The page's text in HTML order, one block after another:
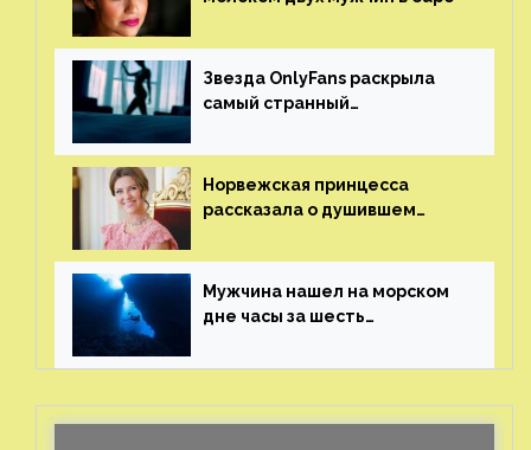
Звезда OnlyFans раскрыла
самый странный
от фаната
Норвежская принцесса
рассказала о душившем
генерала
Мужчина нашел на морском
дне часы за шесть
с помощью пластиковых